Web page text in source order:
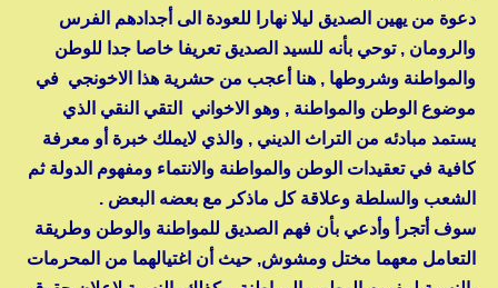
دعوة من يهين الصديق ليلا نهارا للعودة الى أجدادهم الفرس
والرومان , توحي بأنه للسيد الصديق تعريفا خاصا جدا للوطن
والمواطنة وشروطها , هنا أعجب من حشرية هذا الاخونجي في
موضوع الوطن والمواطنة , وهو الاخواني التقي النقي الذي
يستمد مبادئه من التراث الديني , والذي لايملك خبرة أو معرفة
كافية في تعقيدات الوطن والمواطنة والانتماء ومفهوم الدولة ثم
الشعب والسلطة وعلاقة كل ماذكر مع بعضه البعض .
سوف أتجرأ وأدعي بأن فهم الصديق للمواطنة والوطن وطريقة
التعامل معهما مختل ومشوش, حيث أن اغتيالهما من المحرمات